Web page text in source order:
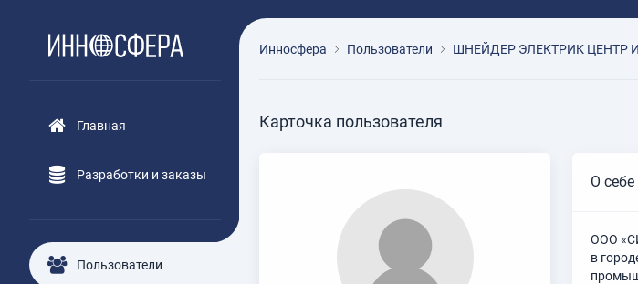
Главная
Разработки и заказы
Пользователи
Инносфера Пользователи ШНЕЙДЕР ЭЛЕКТРИК ЦЕНТР
Карточка пользователя
О себе
ООО
в